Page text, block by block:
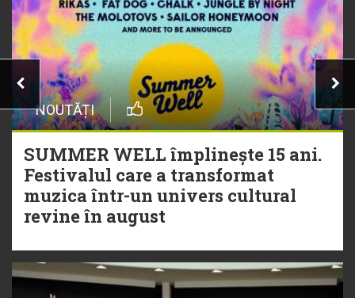
NOUTĂȚI
SUMMER WELL împlinește 15 ani.
Festivalul care a transformat
muzica într-un univers cultural
revine în august